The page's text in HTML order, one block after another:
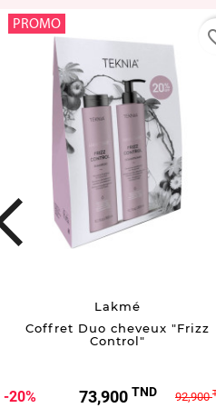
PROMO
Lakmé
Coffret Duo cheveux "Frizz
Control"
20% Prix73,900 TNDPrix92,900
prev